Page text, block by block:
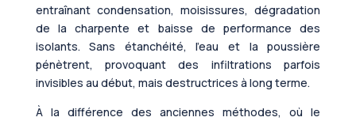
entraînant condensation, moisissures, dégradation
de la charpente et baisse de performance des
isolants. Sans étanchéité, l’eau et la poussière
pénètrent, provoquant des infiltrations parfois
invisibles au début, mais destructrices à long terme.
À la différence des anciennes méthodes, où le